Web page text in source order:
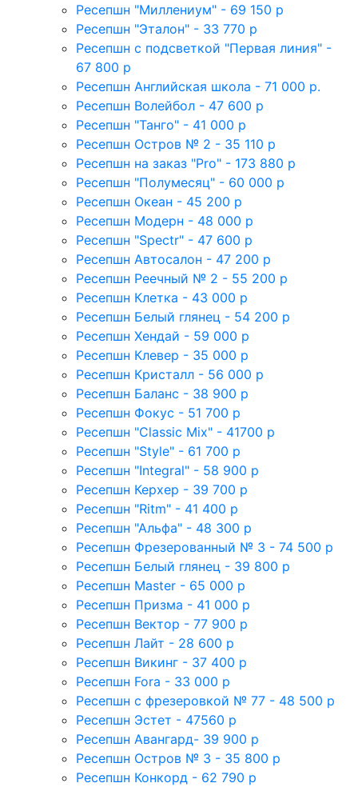
Ресепшн "Миллениум" - 69 150 р
Ресепшн "Эталон" - 33 770 р
Ресепшн с подсветкой "Первая линия" -
67 800 р
Ресепшн Английская школа - 71 000 р.
Ресепшн Волейбол - 47 600 р
Ресепшн "Танго" - 41 000 р
Ресепшн Остров № 2 - 35 110 р
Ресепшн на заказ "Pro" - 173 880 р
Ресепшн "Полумесяц" - 60 000 р
Ресепшн Океан - 45 200 р
Ресепшн Модерн - 48 000 р
Ресепшн "Spectr" - 47 600 р
Ресепшн Автосалон - 47 200 р
Ресепшн Реечный № 2 - 55 200 р
Ресепшн Клетка - 43 000 р
Ресепшн Белый глянец - 54 200 р
Ресепшн Хендай - 59 000 р
Ресепшн Клевер - 35 000 р
Ресепшн Кристалл - 56 000 р
Ресепшн Баланс - 38 900 р
Ресепшн Фокус - 51 700 р
Ресепшн "Classic Mix" - 41700 р
Ресепшн "Style" - 61 700 р
Ресепшн "Integral" - 58 900 р
Ресепшн Керхер - 39 700 р
Ресепшн "Ritm" - 41 400 р
Ресепшн "Альфа" - 48 300 р
Ресепшн Фрезерованный № 3 - 74 500 р
Ресепшн Белый глянец - 39 800 р
Ресепшн Master - 65 000 р
Ресепшн Призма - 41 000 р
Ресепшн Вектор - 77 900 р
Ресепшн Лайт - 28 600 р
Ресепшн Викинг - 37 400 р
Ресепшн Fora - 33 000 р
Ресепшн с фрезеровкой № 77 - 48 500 р
Ресепшн Эстет - 47560 р
Ресепшн Авангард- 39 900 р
Ресепшн Остров № 3 - 35 800 р
Ресепшн Конкорд - 62 790 р